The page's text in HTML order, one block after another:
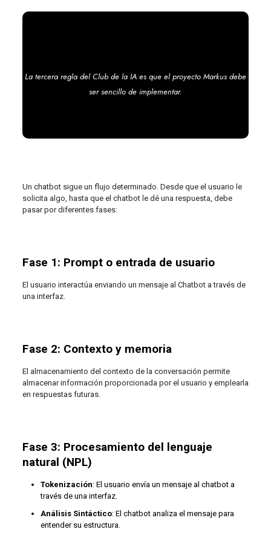
La tercera regla del Club de la IA es que el proyecto Markus debe
ser sencillo de implementar.
Un chatbot sigue un flujo determinado. Desde que el usuario le
solicita algo, hasta que el chatbot le dé una respuesta, debe
pasar por diferentes fases:
Fase 1: Prompt o entrada de usuario
El usuario interactúa enviando un mensaje al Chatbot a través de
una interfaz.
Fase 2: Contexto y memoria
El almacenamiento del contexto de la conversación permite
almacenar información proporcionada por el usuario y emplearla
en respuestas futuras.
Fase 3: Procesamiento del lenguaje
natural (NPL)
Tokenización: El usuario envía un mensaje al chatbot a
través de una interfaz.
Análisis Sintáctico: El chatbot analiza el mensaje para
entender su estructura.